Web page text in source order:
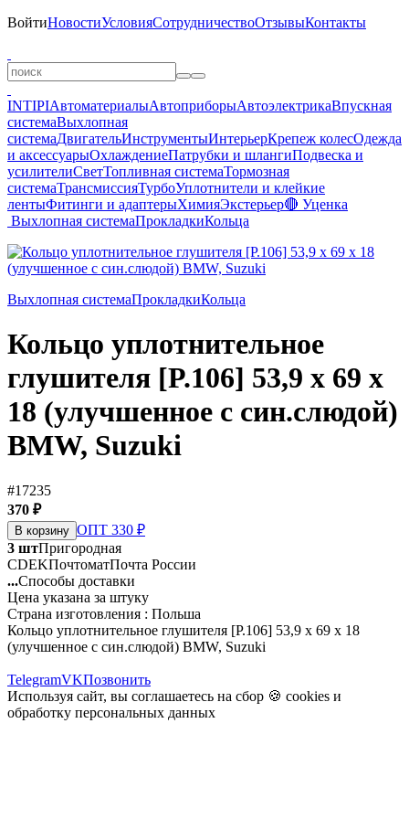
ВойтиНовостиУсловияСотрудничествоОтзывыКонтакты
INTIPIАвтоматериалыАвтоприборыАвтоэлектрикаВпускная
системаВыхлопная
системаДвигательИнструментыИнтерьерКрепеж колесОдежда
и аксессуарыОхлаждениеПатрубки и шлангиПодвеска и
усилителиСветТопливная системаТормозная
системаТрансмиссияТурбоУплотнители и клейкие
лентыФитинги и адаптерыХимияЭкстерьер🔴 Уценка
Выхлопная системаПрокладкиКольца
Выхлопная системаПрокладкиКольца
Кольцо уплотнительное
глушителя [P.106] 53,9 х 69 х
18 (улучшенное с син.слюдой)
BMW, Suzuki
#17235
370 ₽
В корзину ОПТ 330 ₽
3 штПригородная
CDEKПочтоматПочта России
...Способы доставки
Цена указана за штуку
Страна изготовления : Польша
Кольцо уплотнительное глушителя [P.106] 53,9 х 69 х 18
(улучшенное с син.слюдой) BMW, Suzuki
TelegramVKПозвонить
Используя сайт, вы соглашаетесь на сбор 🍪 cookies и
обработку персональных данных